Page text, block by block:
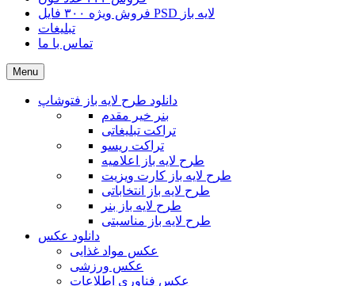
فروش ویژه ۳۰۰ فایل PSD لایه باز
تبلیغات
تماس با ما
Menu
دانلود طرح لایه باز فتوشاپ
بنر خیر مقدم
تراکت تبلیغاتی
تراکت ریسو
طرح لایه باز اعلامیه
طرح لایه باز کارت ویزیت
طرح لایه باز انتخاباتی
طرح لایه باز بنر
طرح لایه باز مناسبتی
دانلود عکس
عکس مواد غذایی
عکس ورزشی
عکس فناوری اطلاعات